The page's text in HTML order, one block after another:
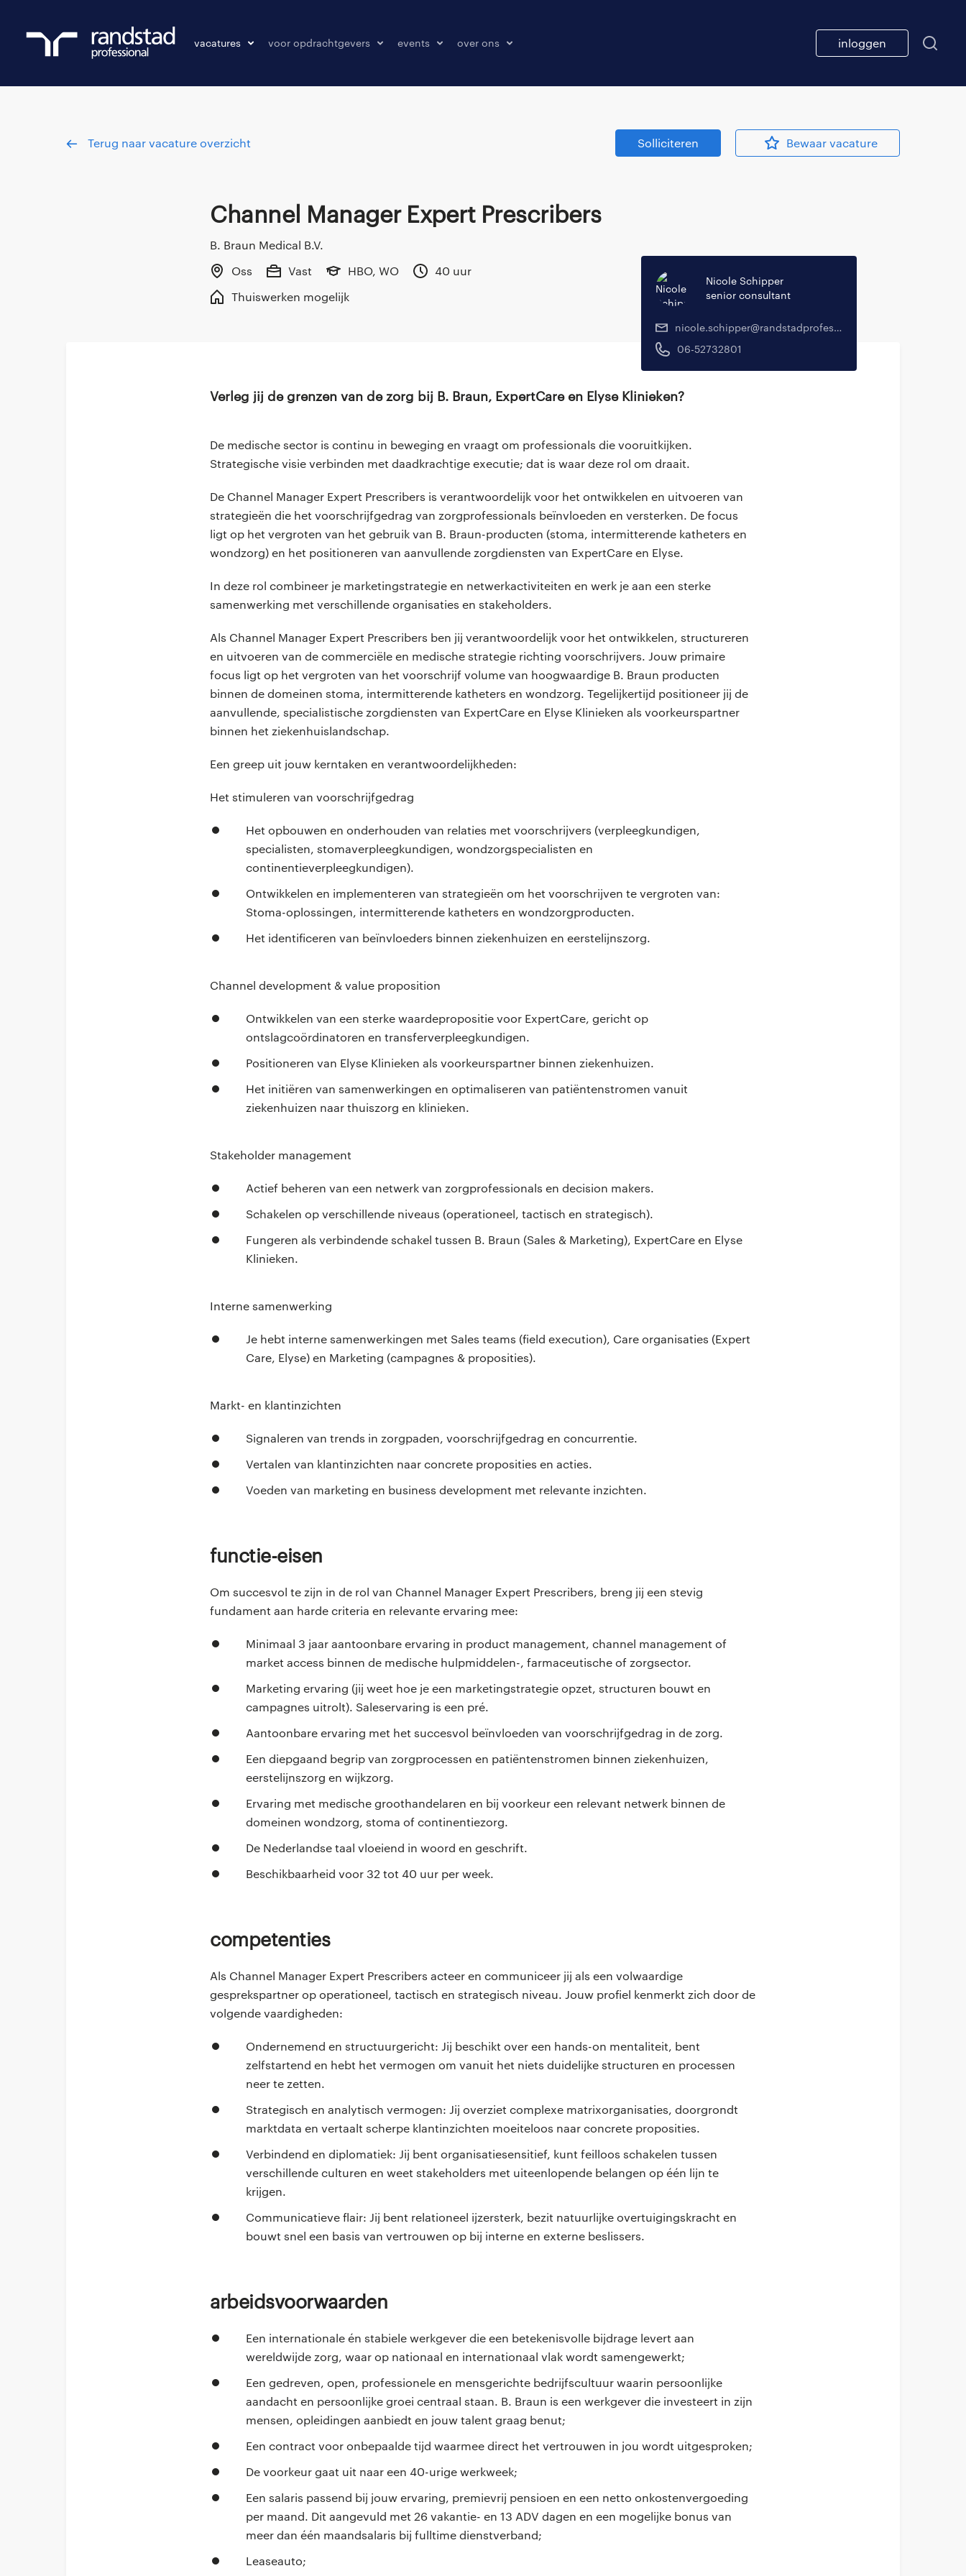
vacatures voor opdrachtgevers events over ons inloggen
Terug naar vacature overzicht Solliciteren Bewaar vacature
Channel Manager Expert Prescribers
B. Braun Medical B.V.
Oss
Vast HBO, WO
40 uur
Thuiswerken mogelijk
Nicole Schipper
senior consultant
nicole.schipper@randstadprofessional.nl
06-52732801
Verleg jij de grenzen van de zorg bij B. Braun, ExpertCare en Elyse Klinieken?
De medische sector is continu in beweging en vraagt om professionals die vooruitkijken.
Strategische visie verbinden met daadkrachtige executie; dat is waar deze rol om draait.
De Channel Manager Expert Prescribers is verantwoordelijk voor het ontwikkelen en uitvoeren van
strategieën die het voorschrijfgedrag van zorgprofessionals beïnvloeden en versterken. De focus
ligt op het vergroten van het gebruik van B. Braun-producten (stoma, intermitterende katheters en
wondzorg) en het positioneren van aanvullende zorgdiensten van ExpertCare en Elyse.
In deze rol combineer je marketingstrategie en netwerkactiviteiten en werk je aan een sterke
samenwerking met verschillende organisaties en stakeholders.
Als Channel Manager Expert Prescribers ben jij verantwoordelijk voor het ontwikkelen, structureren
en uitvoeren van de commerciële en medische strategie richting voorschrijvers. Jouw primaire
focus ligt op het vergroten van het voorschrijf volume van hoogwaardige B. Braun producten
binnen de domeinen stoma, intermitterende katheters en wondzorg. Tegelijkertijd positioneer jij de
aanvullende, specialistische zorgdiensten van ExpertCare en Elyse Klinieken als voorkeurspartner
binnen het ziekenhuislandschap.
Een greep uit jouw kerntaken en verantwoordelijkheden:
Het stimuleren van voorschrijfgedrag
Het opbouwen en onderhouden van relaties met voorschrijvers (verpleegkundigen,
specialisten, stomaverpleegkundigen, wondzorgspecialisten en
continentieverpleegkundigen).
Ontwikkelen en implementeren van strategieën om het voorschrijven te vergroten van:
Stoma-oplossingen, intermitterende katheters en wondzorgproducten.
Het identificeren van beïnvloeders binnen ziekenhuizen en eerstelijnszorg.
Channel development & value proposition
Ontwikkelen van een sterke waardepropositie voor ExpertCare, gericht op
ontslagcoördinatoren en transferverpleegkundigen.
Positioneren van Elyse Klinieken als voorkeurspartner binnen ziekenhuizen.
Het initiëren van samenwerkingen en optimaliseren van patiëntenstromen vanuit
ziekenhuizen naar thuiszorg en klinieken.
Stakeholder management
Actief beheren van een netwerk van zorgprofessionals en decision makers.
Schakelen op verschillende niveaus (operationeel, tactisch en strategisch).
Fungeren als verbindende schakel tussen B. Braun (Sales & Marketing), ExpertCare en Elyse
Klinieken.
Interne samenwerking
Je hebt interne samenwerkingen met Sales teams (field execution), Care organisaties (Expert
Care, Elyse) en Marketing (campagnes & proposities).
Markt- en klantinzichten
Signaleren van trends in zorgpaden, voorschrijfgedrag en concurrentie.
Vertalen van klantinzichten naar concrete proposities en acties.
Voeden van marketing en business development met relevante inzichten.
Functie-eisen
Om succesvol te zijn in de rol van Channel Manager Expert Prescribers, breng jij een stevig
fundament aan harde criteria en relevante ervaring mee:
Minimaal 3 jaar aantoonbare ervaring in product management, channel management of
market access binnen de medische hulpmiddelen-, farmaceutische of zorgsector.
Marketing ervaring (jij weet hoe je een marketingstrategie opzet, structuren bouwt en
campagnes uitrolt). Saleservaring is een pré.
Aantoonbare ervaring met het succesvol beïnvloeden van voorschrijfgedrag in de zorg.
Een diepgaand begrip van zorgprocessen en patiëntenstromen binnen ziekenhuizen,
eerstelijnszorg en wijkzorg.
Ervaring met medische groothandelaren en bij voorkeur een relevant netwerk binnen de
domeinen wondzorg, stoma of continentiezorg.
De Nederlandse taal vloeiend in woord en geschrift.
Beschikbaarheid voor 32 tot 40 uur per week.
Competenties
Als Channel Manager Expert Prescribers acteer en communiceer jij als een volwaardige
gesprekspartner op operationeel, tactisch en strategisch niveau. Jouw profiel kenmerkt zich door de
volgende vaardigheden:
Ondernemend en structuurgericht: Jij beschikt over een hands-on mentaliteit, bent
zelfstartend en hebt het vermogen om vanuit het niets duidelijke structuren en processen
neer te zetten.
Strategisch en analytisch vermogen: Jij overziet complexe matrixorganisaties, doorgrondt
marktdata en vertaalt scherpe klantinzichten moeiteloos naar concrete proposities.
Verbindend en diplomatiek: Jij bent organisatiesensitief, kunt feilloos schakelen tussen
verschillende culturen en weet stakeholders met uiteenlopende belangen op één lijn te
krijgen.
Communicatieve flair: Jij bent relationeel ijzersterk, bezit natuurlijke overtuigingskracht en
bouwt snel een basis van vertrouwen op bij interne en externe beslissers.
Arbeidsvoorwaarden
Een internationale én stabiele werkgever die een betekenisvolle bijdrage levert aan
wereldwijde zorg, waar op nationaal en internationaal vlak wordt samengewerkt;
Een gedreven, open, professionele en mensgerichte bedrijfscultuur waarin persoonlijke
aandacht en persoonlijke groei centraal staan. B. Braun is een werkgever die investeert in zijn
mensen, opleidingen aanbiedt en jouw talent graag benut;
Een contract voor onbepaalde tijd waarmee direct het vertrouwen in jou wordt uitgesproken;
De voorkeur gaat uit naar een 40-urige werkweek;
Een salaris passend bij jouw ervaring, premievrij pensioen en een netto onkostenvergoeding
per maand. Dit aangevuld met 26 vakantie- en 13 ADV dagen en een mogelijke bonus van
meer dan één maandsalaris bij fulltime dienstverband;
Leaseauto;